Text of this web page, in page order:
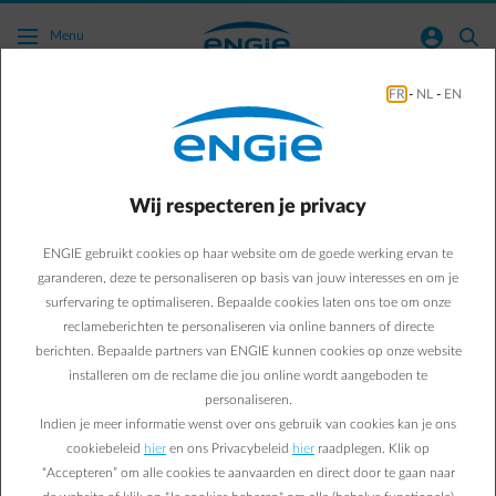
Ga naar de hoofdinhoud
Menu normal-account-circle search
Hoe kan ik mijn meter laten openen?
Een voorwaarde voor de opening is een leveringscontract. Hiervoor
kunt u bij ons terecht.
ENGIE geeft ook advies en coördineert uw aansluitingsprojecten
voor gas en elektriciteit van A tot Z.
Meer informatie
FR - NL - EN
Wij respecteren je privacy
ENGIE gebruikt cookies op haar website om de goede werking ervan te
garanderen, deze te personaliseren op basis van jouw interesses en om je
surfervaring te optimaliseren. Bepaalde cookies laten ons toe om onze
reclameberichten te personaliseren via online banners of directe
berichten. Bepaalde partners van ENGIE kunnen cookies op onze website
installeren om de reclame die jou online wordt aangeboden te
personaliseren.
Indien je meer informatie wenst over ons gebruik van cookies kan je ons
cookiebeleid hier en ons Privacybeleid hier raadplegen. Klik op
“Accepteren” om alle cookies te aanvaarden en direct door te gaan naar